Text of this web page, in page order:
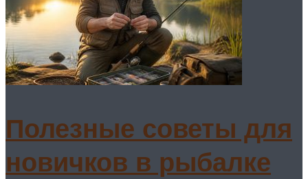
Полезные советы для
новичков в рыбалке